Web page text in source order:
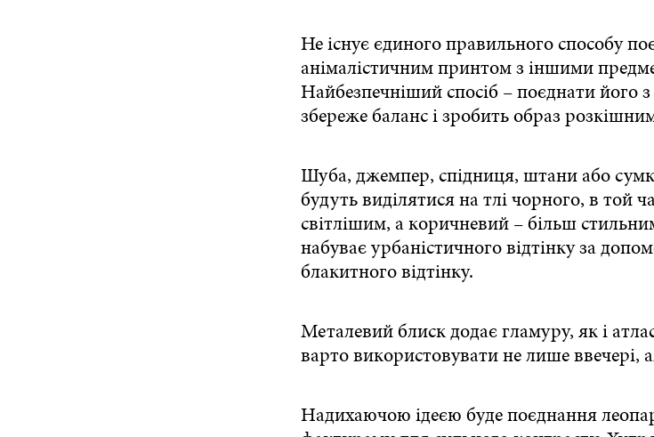
Не існує єдиного правильного способу
анімалістичним принтом з іншими
Найбезпечніший спосіб – поєднати його
збереже баланс і зробить образ
Шуба, джемпер, спідниця, штани або
будуть виділятися на тлі чорного, в той
світлішим, а коричневий – більш
набуває урбаністичного відтінку за
блакитного відтінку.
Металевий блиск додає гламуру, як і
варто використовувати не лише ввечері,
Надихаючою ідеєю буде поєднання